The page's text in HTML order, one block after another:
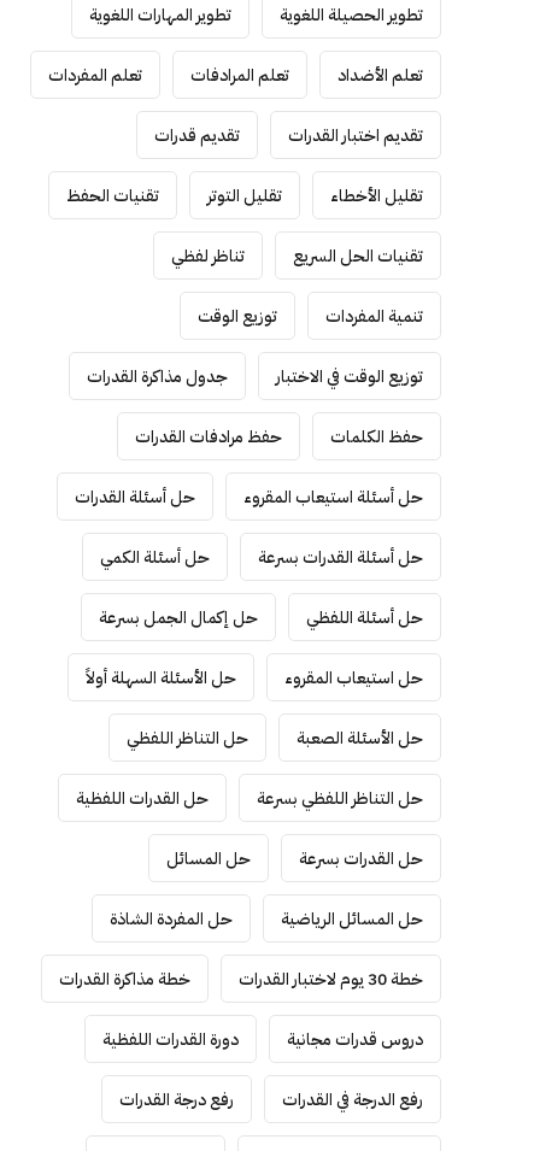
تطوير الحصيلة اللغوية تطوير المهارات اللغوية
تعلم الأضداد تعلم المرادفات تعلم المفردات
تقديم اختبار القدرات تقديم قدرات
تقليل الأخطاء تقليل التوتر تقنيات الحفظ
تقنيات الحل السريع تناظر لفظي
تنمية المفردات توزيع الوقت
توزيع الوقت في الاختبار جدول مذاكرة القدرات
حفظ الكلمات حفظ مرادفات القدرات
حل أسئلة استيعاب المقروء حل أسئلة القدرات
حل أسئلة القدرات بسرعة حل أسئلة الكمي
حل أسئلة اللفظي حل إكمال الجمل بسرعة
حل استيعاب المقروء حل الأسئلة السهلة أولاً
حل الأسئلة الصعبة حل التناظر اللفظي
حل التناظر اللفظي بسرعة حل القدرات اللفظية
حل القدرات بسرعة حل المسائل
حل المسائل الرياضية حل المفردة الشاذة
خطة 30 يوم لاختبار القدرات خطة مذاكرة القدرات
دروس قدرات مجانية دورة القدرات اللفظية
رفع الدرجة في القدرات رفع درجة القدرات